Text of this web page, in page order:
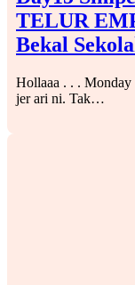
TELUR
Bekal
Hollaaa . . . Monday
jer ari ni. Tak…